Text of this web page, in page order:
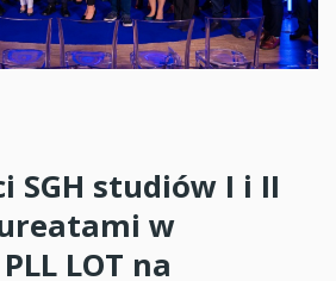
SGH studiów I i II
w
LOT na